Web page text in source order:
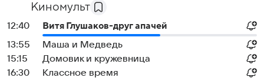
Киномульт
12:40
Витя Глушаков-друг апачей
13:55
Маша и Медведь
15:15
Домовик и кружевница
16:30
Классное время